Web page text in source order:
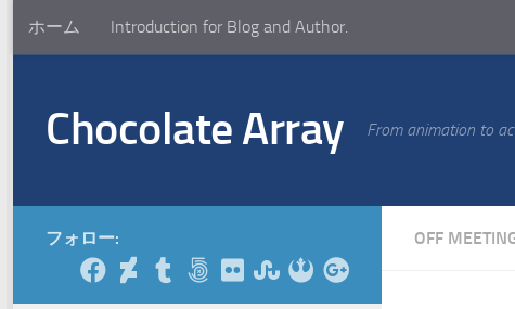
コンテンツへスキップ
ホーム Introduction for Blog and Author.
Chocolate Array From animation to
OFF
フォロー: